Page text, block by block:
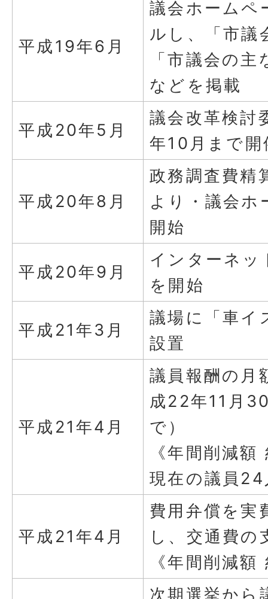
平成19年6月
議会ホームペ
ルし、「市議
「市議会の
などを掲載
平成20年5月
議会改革検討
年10月まで開
平成20年8月
政務調査費精
より・議会ホ
開始
平成20年9月
インターネッ
を開始
平成21年3月
議場に「車イ
設置
平成21年4月
議員報酬の月
成22年11月
で）
《年間削減
現在の議員24
平成21年4月
費用弁償を実
し、交通費の
《年間削減
次期選挙から